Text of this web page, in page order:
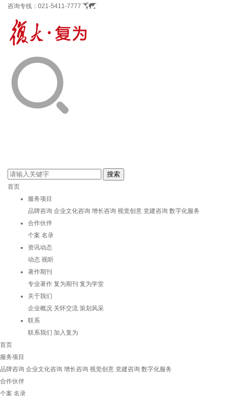
咨询专线： 021-5411-7777
首页
服务项目
品牌咨询 企业文化咨询 增长咨询 视觉创意 党建咨询 数字化服务
合作伙伴
个案 名录
资讯动态
动态 视听
著作期刊
专业著作 复为期刊 复为学堂
关于我们
企业概况 关怀交流 策划风采
联系
联系我们 加入复为
首页
服务项目
品牌咨询 企业文化咨询 增长咨询 视觉创意 党建咨询 数字化服务
合作伙伴
个案 名录